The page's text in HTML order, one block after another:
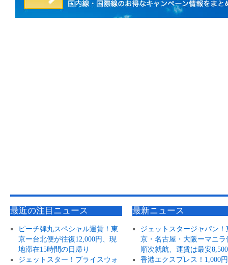
最近の注目ニュース
ピーチ弾丸スペシャル運賃！東
京ー台北便が往復12,000円、現
地滞在15時間の日帰り
ジェットスター！プライスウォ
最新ニュース
ジェットスタージャパン！
京・名古屋・大阪ーマニラ
順次就航、運賃は最安
香港エクスプレス！1,000